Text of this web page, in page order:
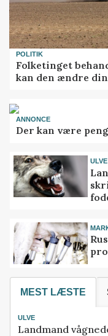
POLITIK
Folketinget
kan den ændre
ANNONCE
Der kan være
ULVE
MEST LÆSTE
ULVE
Landmand